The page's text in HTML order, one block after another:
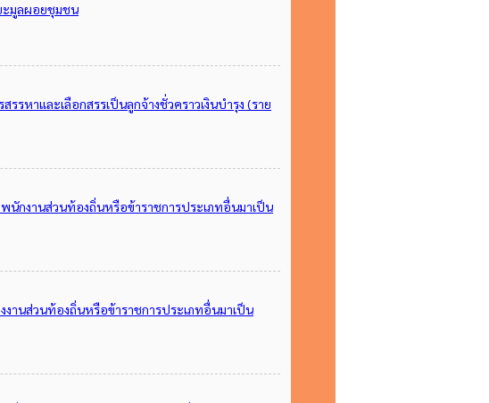
ะมูลผอยชุมชน
รหาและเลือกสรรเป็นลูกจ้างชั่วคราวเงินบำรุง (ราย
นักงานส่วนท้องถิ่นหรือข้าราชการประเภทอื่นมาเป็น
งานส่วนท้องถิ่นหรือข้าราชการประเภทอื่นมาเป็น